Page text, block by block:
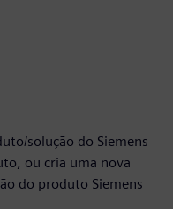
solução do Siemens
ou cria uma nova
do produto Siemens